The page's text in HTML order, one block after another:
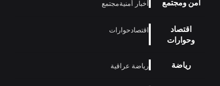
أمن ومجتمع أخبار أمنيةمجتمع
اقتصاد
وحوارات
اقتصادحوارات
رياضة رياضة عراقية